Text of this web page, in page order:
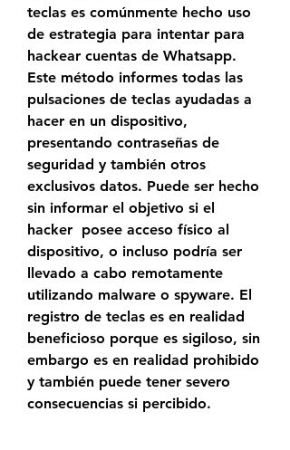
teclas es comúnmente hecho uso
de estrategia para intentar para
hackear cuentas de Whatsapp.
Este método informes todas las
pulsaciones de teclas ayudadas a
hacer en un dispositivo,
presentando contraseñas de
seguridad y también otros
exclusivos datos. Puede ser hecho
sin informar el objetivo si el
hacker  posee acceso físico al
dispositivo, o incluso podría ser
llevado a cabo remotamente
utilizando malware o spyware. El
registro de teclas es en realidad
beneficioso porque es sigiloso, sin
embargo es en realidad prohibido
y también puede tener severo
consecuencias si percibido.